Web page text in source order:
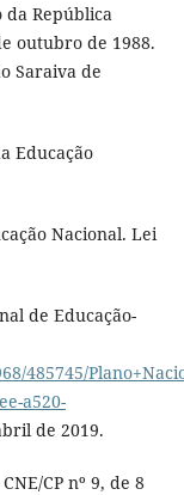
da República
outubro de 1988.
Saraiva de
Educação
Nacional. Lei
de Educação-
485745/
a520-
de 2019.
CP nº 9, de 8